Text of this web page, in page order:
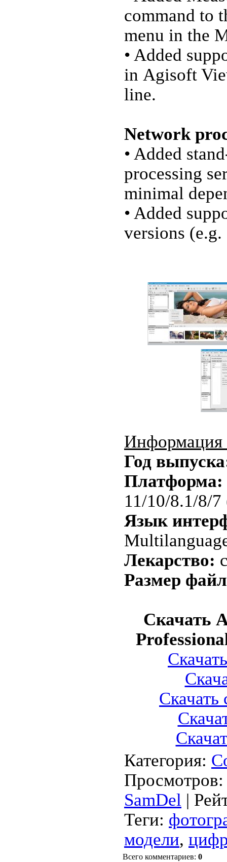
command to
menu in the
• Added
in Agisoft
line.
Network
• Added
processing
minimal
• Added
versions
Информация
Год
Платформа:
11/10/8.1/8/7
Язык
Лекарство:
Размер
Скачать
Категория:
Просмотров
SamDel |
Теги:
модели,
Всего комментариев: 0